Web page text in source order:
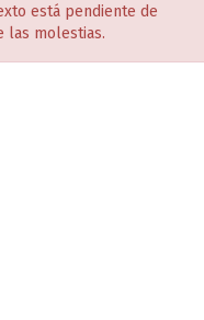
está pendiente de
las molestias.